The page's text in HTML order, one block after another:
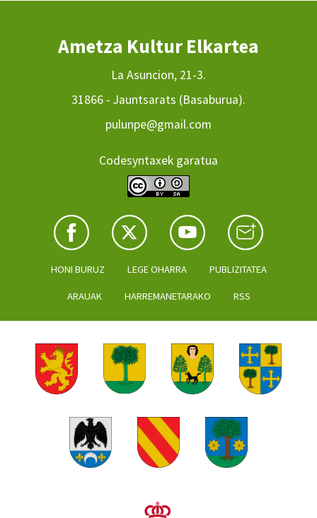
Ametza Kultur Elkartea
La Asuncion, 21-3.
31866 - Jauntsarats (Basaburua).
pulunpe@gmail.com
Codesyntaxek garatua
HONI BURUZ LEGE OHARRA PUBLIZITATEA
ARAUAK HARREMANETARAKO RSS